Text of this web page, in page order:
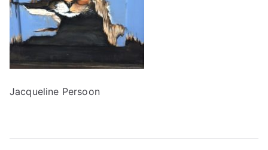
Jacqueline Persoon